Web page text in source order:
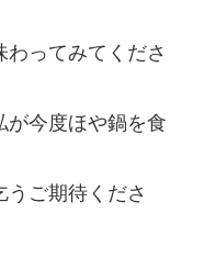
ってみてくださ
が今度ほや鍋を食
ご期待くださ